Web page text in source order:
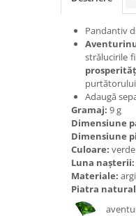
Bijuterii onix
Bijuterii peridot
Bijuterii piatra lunii
Bijuterii piatra soarelui
Bijuterii rodocrozit
Bijuterii rubin
Bijuterii sidef si abalone
Pandantiv
strălucirile
Adaugă
Gramaj: 9 g
Dimensiune
Dimensiune
Culoare: verde
Luna nașterii:
Materiale:
Piatra